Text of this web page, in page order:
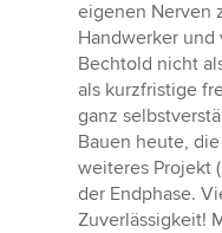
eigenen Nerven
Handwerker und
Bechtold nicht
als kurzfristige
ganz
Bauen heute,
weiteres Projekt
der Endphase.
Zuverlässigkeit!